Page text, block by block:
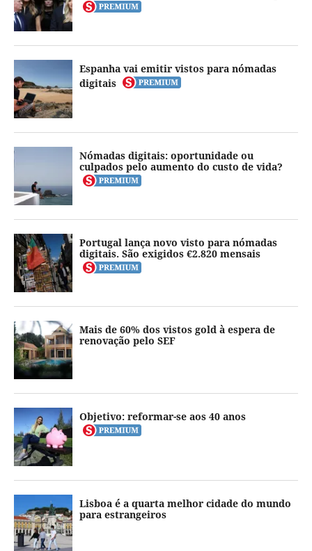
Espanha vai emitir vistos para nómadas
digitais
Nómadas digitais: oportunidade ou
culpados pelo aumento do custo de vida?
Portugal lança novo visto para nómadas
digitais. São exigidos €2.820 mensais
Mais de 60% dos vistos gold à espera de
renovação pelo SEF
Objetivo: reformar-se aos 40 anos
Lisboa é a quarta melhor cidade do mundo
para estrangeiros